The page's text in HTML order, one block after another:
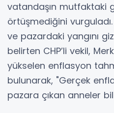
vatandaşın mutfaktaki
örtüşmediğini vurguladı.
ve pazardaki yangını
belirten CHP’li vekil,
yükselen enflasyon
bulunarak, "Gerçek
pazara çıkan anneler